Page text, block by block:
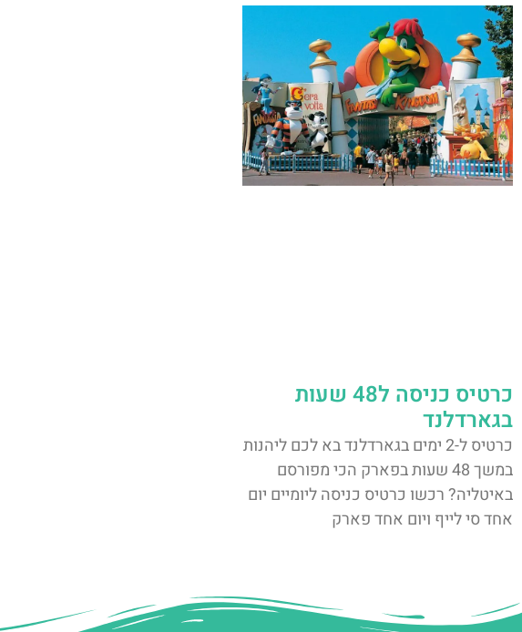
כרטיס כניסה ל48 שעות
בגארדלנד
כרטיס ל-2 ימים בגארדלנד בא לכם ליהנות
במשך 48 שעות בפארק הכי מפורסם
באיטליה? רכשו כרטיס כניסה ליומיים יום
אחד סי לייף ויום אחד פארק